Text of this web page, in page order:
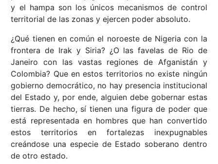
y el hampa son los únicos mecanismos de control
territorial de las zonas y ejercen poder absoluto.
¿Qué tienen en común el noroeste de Nigeria con la
frontera de Irak y Siria? ¿O las favelas de Rio de
Janeiro con las vastas regiones de Afganistán y
Colombia? Que en estos territorios no existe ningún
gobierno democrático, no hay presencia institucional
del Estado y, por ende, alguien debe gobernar estas
tierras. De hecho, sí tienen una figura de poder que
está representada en hombres que han convertido
estos territorios en fortalezas inexpugnables
creándose una especie de Estado soberano dentro
de otro estado.